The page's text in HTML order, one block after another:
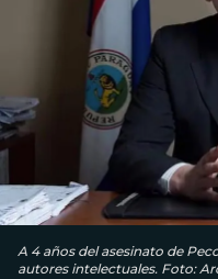
A 4 años del asesinato de
autores intelectuales. Foto: